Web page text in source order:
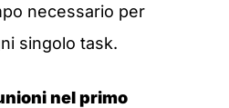
necessario per
singolo task.
nel primo